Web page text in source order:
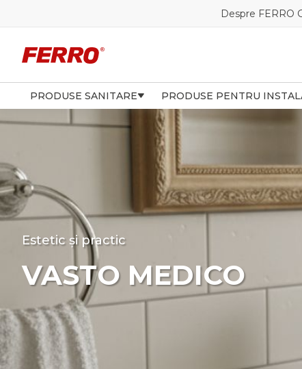
Despre FERRO
PRODUSE SANITARE PRODUSE PENTRU
Estetic și practic
VASTO MEDICO